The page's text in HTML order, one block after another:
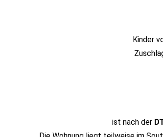
Kinder
ist nach der